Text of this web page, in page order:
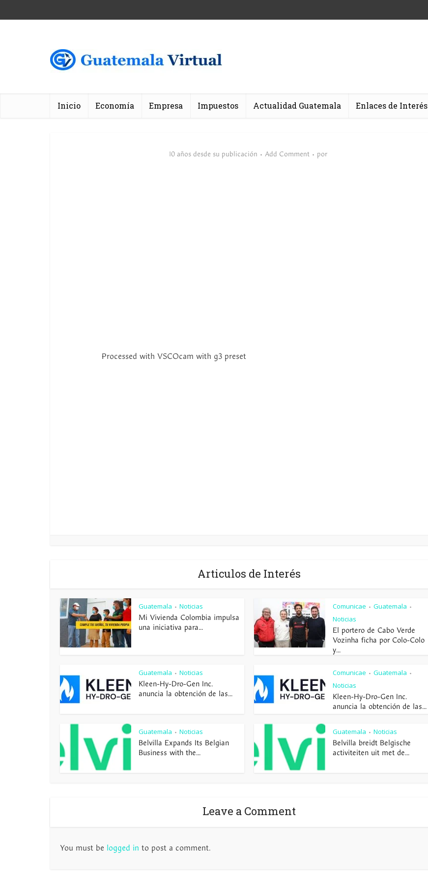
Inicio Economía Empresa Impuestos Actualidad Guatemala Enlaces de Interés
10 años desde su publicación Add Comment por
Processed with VSCOcam with g3 preset
Articulos de Interés
Guatemala • Noticias
Mi Vivienda Colombia impulsa
una iniciativa para...
Comunicae • Guatemala •
Noticias
El portero de Cabo Verde
Vozinha ficha por Colo-Colo
y...
Guatemala • Noticias
Kleen-Hy-Dro-Gen Inc.
anuncia la obtención de las...
Comunicae • Guatemala •
Noticias
Kleen-Hy-Dro-Gen Inc.
anuncia la obtención de las...
Guatemala • Noticias
Belvilla Expands Its Belgian
Business with the...
Guatemala • Noticias
Belvilla breidt Belgische
activiteiten uit met de...
Leave a Comment
You must be logged in to post a comment.